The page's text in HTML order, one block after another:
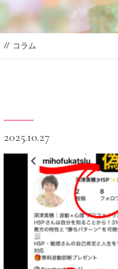
// コラム
2025.10.27